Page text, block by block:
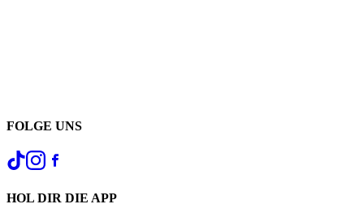
FOLGE UNS
HOL DIR DIE APP